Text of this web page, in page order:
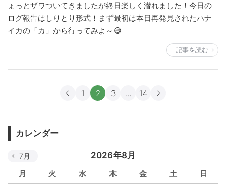
ょっとザワついてきましたが終日楽しく潜れました！今日の
ログ報告はしりとり形式！まず最初は本日再発見されたハナ
イカの「カ」から行ってみよ～😄
記事を読む
1 2 3 … 14
カレンダー
2026年8月
月 火 水 木 金 土 日
7月